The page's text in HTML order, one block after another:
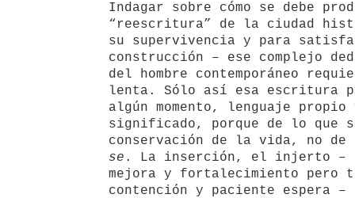
Indagar sobre cómo se debe
“reescritura” de la ciudad
su supervivencia y para
construcción – ese complejo
del hombre contemporáneo
lenta. Sólo así esa escritura
algún momento, lenguaje propio
significado, porque de lo que
conservación de la vida, no
se . La inserción, el injerto –
mejora y fortalecimiento pero
contención y paciente espera –